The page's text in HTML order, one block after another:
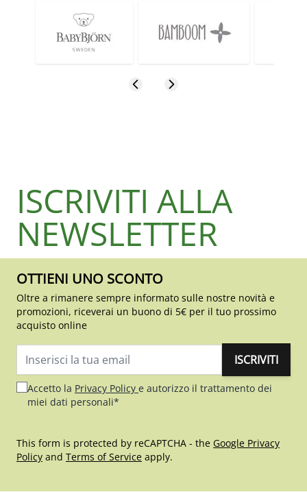
ISCRIVITI ALLA
NEWSLETTER
OTTIENI UNO SCONTO
Oltre a rimanere sempre informato sulle nostre novità e
promozioni, riceverai un buono di 5€ per il tuo prossimo
acquisto online
ISCRIVITI
Accetto la Privacy Policy e autorizzo il trattamento dei
miei dati personali*
This form is protected by reCAPTCHA - the Google Privacy
Policy and Terms of Service apply.